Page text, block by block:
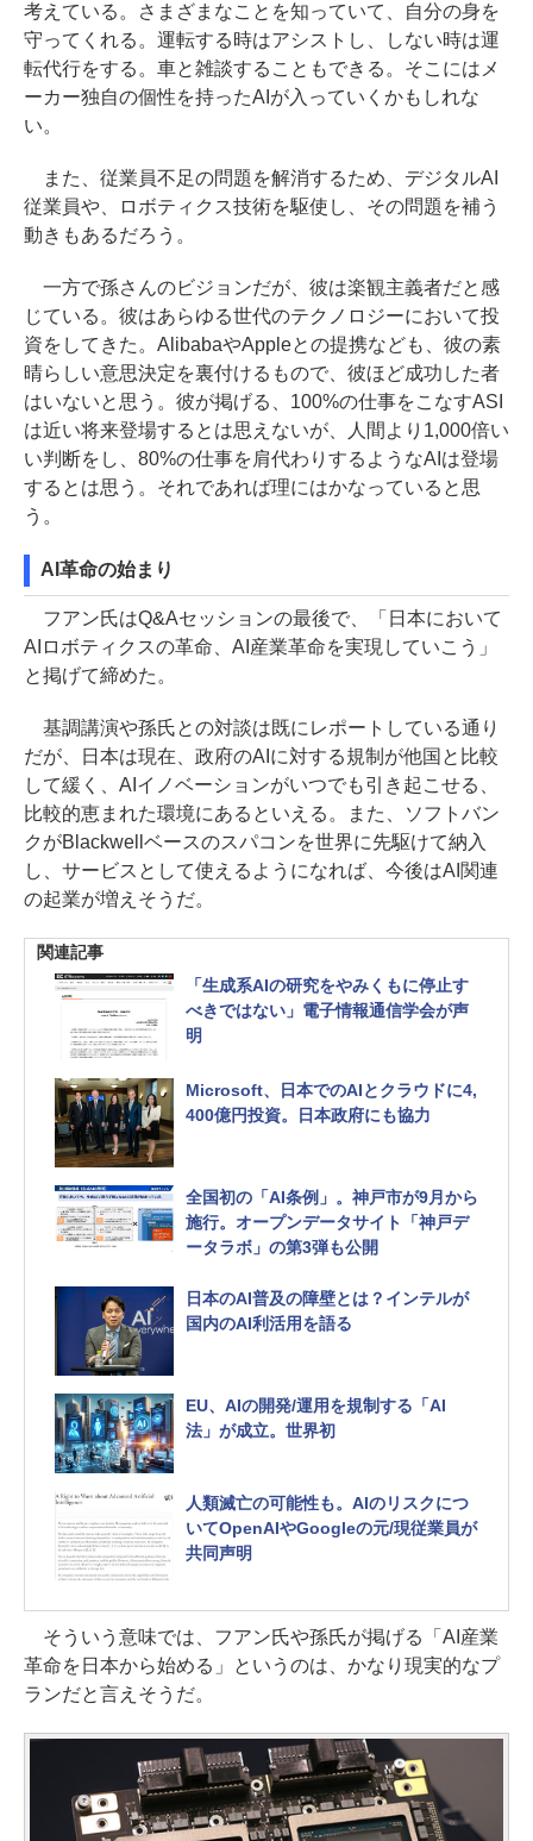
考えている。さまざまなことを知っていて、自分の身を
守ってくれる。運転する時はアシストし、しない時は運
転代行をする。車と雑談することもできる。そこにはメ
ーカー独自の個性を持ったAIが入っていくかもしれな
い。
また、従業員不足の問題を解消するため、デジタルAI
従業員や、ロボティクス技術を駆使し、その問題を補う
動きもあるだろう。
一方で孫さんのビジョンだが、彼は楽観主義者だと感
じている。彼はあらゆる世代のテクノロジーにおいて投
資をしてきた。AlibabaやAppleとの提携なども、彼の素
晴らしい意思決定を裏付けるもので、彼ほど成功した者
はいないと思う。彼が掲げる、100%の仕事をこなすASI
は近い将来登場するとは思えないが、人間より1,000倍い
い判断をし、80%の仕事を肩代わりするようなAIは登場
するとは思う。それであれば理にはかなっていると思
う。
AI革命の始まり
フアン氏はQ&Aセッションの最後で、「日本において
AIロボティクスの革命、AI産業革命を実現していこう」
と掲げて締めた。
基調講演や孫氏との対談は既にレポートしている通り
だが、日本は現在、政府のAIに対する規制が他国と比較
して緩く、AIイノベーションがいつでも引き起こせる、
比較的恵まれた環境にあるといえる。また、ソフトバン
クがBlackwellベースのスパコンを世界に先駆けて納入
し、サービスとして使えるようになれば、今後はAI関連
の起業が増えそうだ。
関連記事
「生成系AIの研究をやみくもに停止す
べきではない」電子情報通信学会が声
明
Microsoft、日本でのAIとクラウドに4,
400億円投資。日本政府にも協力
全国初の「AI条例」。神戸市が9月から
施行。オープンデータサイト「神戸デ
ータラボ」の第3弾も公開
日本のAI普及の障壁とは？インテルが
国内のAI利活用を語る
EU、AIの開発/運用を規制する「AI
法」が成立。世界初
人類滅亡の可能性も。AIのリスクにつ
いてOpenAIやGoogleの元/現従業員が
共同声明
そういう意味では、フアン氏や孫氏が掲げる「AI産業
革命を日本から始める」というのは、かなり現実的なプ
ランだと言えそうだ。